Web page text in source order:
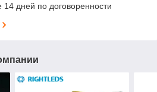
14 дней по договоренности